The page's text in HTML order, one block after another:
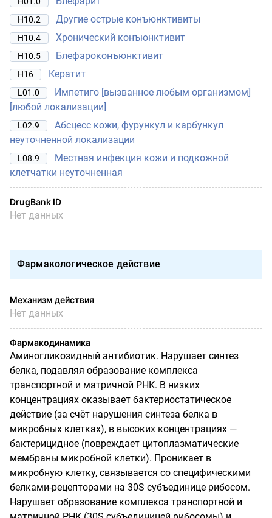
H10.2 Другие острые конъюнктивиты
H10.4 Хронический конъюнктивит
H10.5 Блефароконъюнктивит
H16 Кератит
L01.0
Импетиго [вызванное любым организмом]
[любой локализации]
L02.9
Абсцесс кожи, фурункул и карбункул
неуточненной локализации
L08.9
Местная инфекция кожи и подкожной
клетчатки неуточненная
DrugBank ID
Нет данных
Фармакологическое действие
Механизм действия
Нет данных
Фармакодинамика
Аминогликозидный антибиотик. Нарушает синтез
белка, подавляя образование комплекса
транспортной и матричной РНК. В низких
концентрациях оказывает бактериостатическое
действие (за счёт нарушения синтеза белка в
микробных клетках), в высоких концентрациях —
бактерицидное (повреждает цитоплазматические
мембраны микробной клетки). Проникает в
микробную клетку, связывается со специфическими
белками-рецепторами на 30S субъединице рибосом.
Нарушает образование комплекса транспортной и